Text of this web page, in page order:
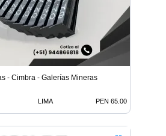
- Cimbra - Galerías Mineras
LIMA PEN 65.00